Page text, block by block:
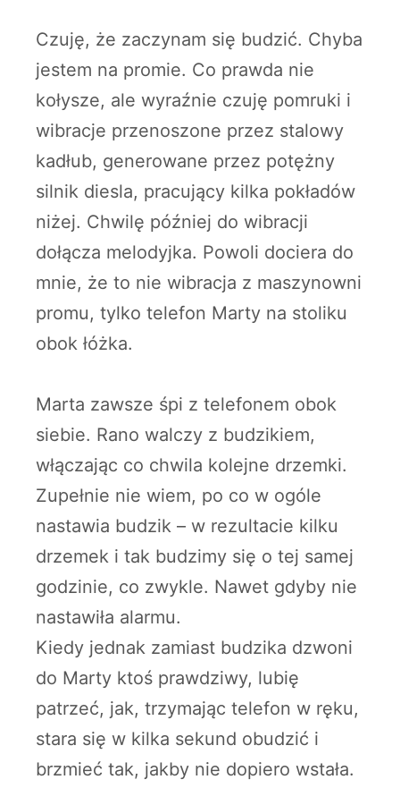
Czuję, że zaczynam się budzić. Chyba
jestem na promie. Co prawda nie
kołysze, ale wyraźnie czuję pomruki i
wibracje przenoszone przez stalowy
kadłub, generowane przez potężny
silnik diesla, pracujący kilka pokładów
niżej. Chwilę później do wibracji
dołącza melodyjka. Powoli dociera do
mnie, że to nie wibracja z maszynowni
promu, tylko telefon Marty na stoliku
obok łóżka.
Marta zawsze śpi z telefonem obok
siebie. Rano walczy z budzikiem,
włączając co chwila kolejne drzemki.
Zupełnie nie wiem, po co w ogóle
nastawia budzik – w rezultacie kilku
drzemek i tak budzimy się o tej samej
godzinie, co zwykle. Nawet gdyby nie
nastawiła alarmu.
Kiedy jednak zamiast budzika dzwoni
do Marty ktoś prawdziwy, lubię
patrzeć, jak, trzymając telefon w ręku,
stara się w kilka sekund obudzić i
brzmieć tak, jakby nie dopiero wstała.